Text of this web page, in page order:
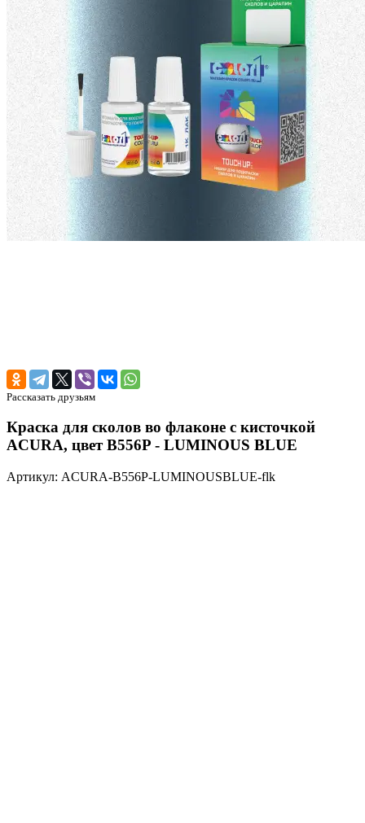
Рассказать друзьям
Краска для сколов во флаконе с кисточкой
ACURA, цвет B556P - LUMINOUS BLUE
Артикул: ACURA-B556P-LUMINOUSBLUE-flk